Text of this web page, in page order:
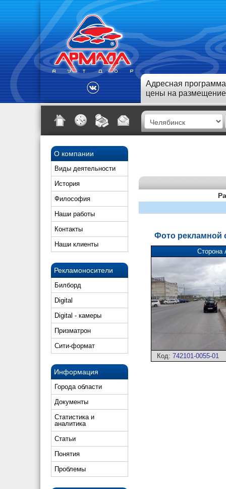
Адресная
цены на размещение
О компании
Виды деятельности
История
Философия
Наши работы
Контакты
Наши клиенты
Рекламоносители
Билборд
Digital
Digital - камеры
Призматрон
Сити-формат
Информация
Города области
Документы
Статистика и
аналитика
Статьи
Понятия
Проблемы
Фото рекламной
Сторона
Код: 742101-0055-01